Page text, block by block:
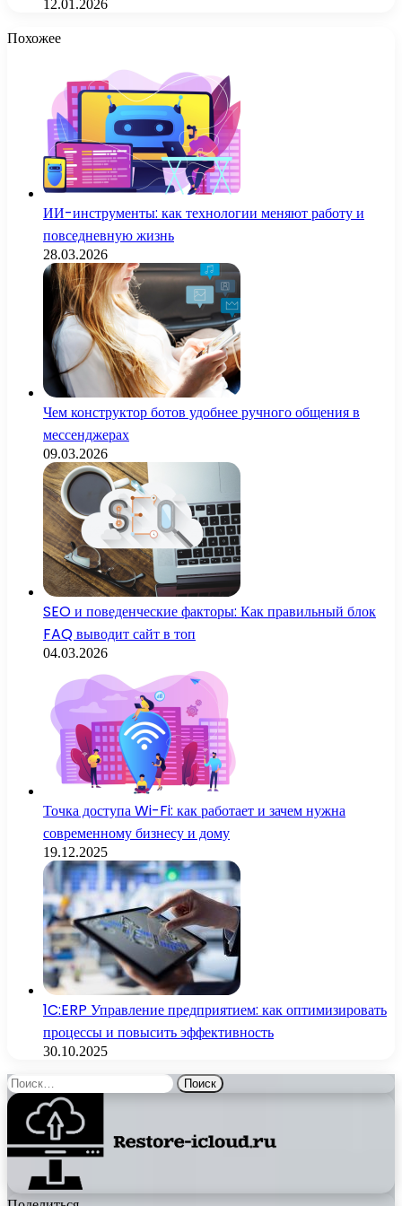
12.01.2026
Похожее
ИИ-инструменты: как технологии меняют работу и
повседневную жизнь
28.03.2026
Чем конструктор ботов удобнее ручного общения в
мессенджерах
09.03.2026
SEO и поведенческие факторы: Как правильный блок
FAQ выводит сайт в топ
04.03.2026
Точка доступа Wi-Fi: как работает и зачем нужна
современному бизнесу и дому
19.12.2025
1C:ERP Управление предприятием: как оптимизировать
процессы и повысить эффективность
30.10.2025
Найти: